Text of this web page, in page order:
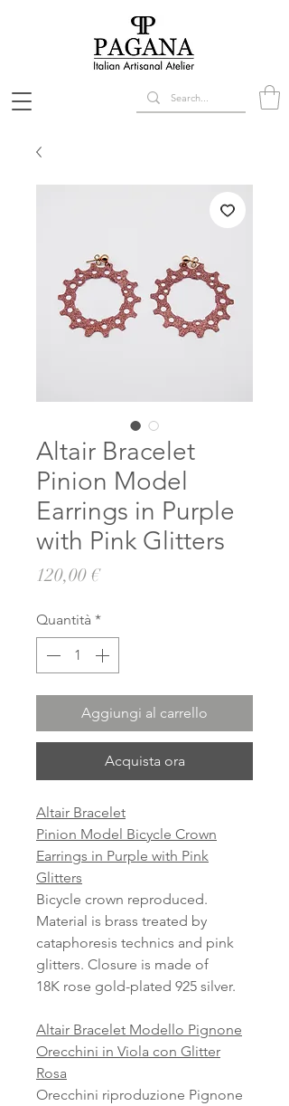
Altair Bracelet
Pinion Model
Earrings in Purple
with Pink Glitters
120,00 €Prezzo
Quantità *
Aggiungi al carrello
Acquista ora
Altair Bracelet
Pinion Model Bicycle Crown
Earrings in Purple with Pink
Glitters
Bicycle crown reproduced.
Material is brass treated by
cataphoresis technics and pink
glitters. Closure is made of
18K rose gold-plated 925 silver.
Altair Bracelet Modello Pignone
Orecchini in Viola con Glitter
Rosa
Orecchini riproduzione Pignone